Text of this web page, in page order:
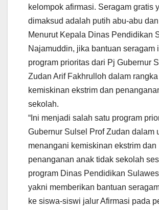
kelompok afirmasi. Seragam gratis
dimaksud adalah putih abu-abu
Menurut Kepala Dinas Pendidikan
Najamuddin, jika bantuan seragam
program prioritas dari Pj Gubernur
Zudan Arif Fakhrulloh dalam
kemiskinan ekstrim dan
sekolah.
“Ini menjadi salah satu program
Gubernur Sulsel Prof Zudan dalam
menangani kemiskinan ekstrim dan
penanganan anak tidak sekolah
program Dinas Pendidikan
yakni memberikan bantuan
ke siswa-siswi jalur Afirmasi pada